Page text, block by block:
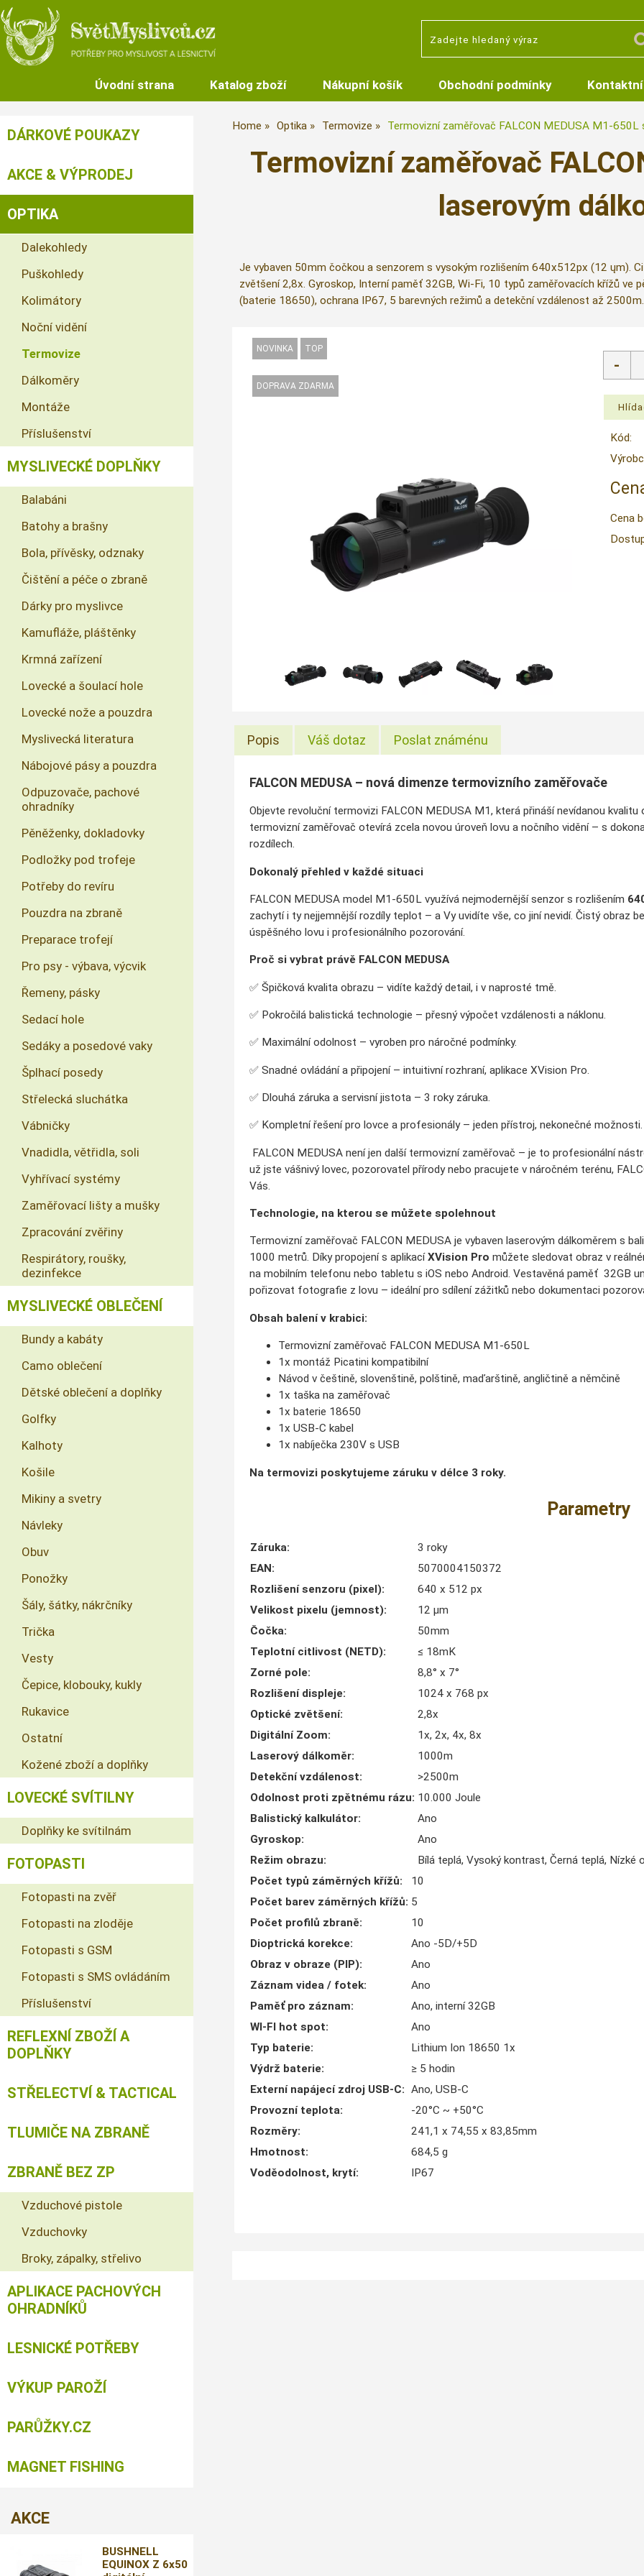
Úvodní strana Katalog zboží Nákupní košík Obchodní podmínky
Home Optika Termovize Termovizní zaměřovač FALCON MEDUSA M1-650L
Termovizní zaměřovač
laserovým
Je vybaven 50mm čočkou a senzorem s vysokým rozlišením 640x512px (12 ųm).
zvětšení 2,8x. Gyroskop, Interní paměť 32GB, Wi-Fi, 10 typů zaměřovacích křížů ve
(baterie 18650), ochrana IP67, 5 barevných režimů a detekční vzdálenost až 2500m.
Kód:
Cena
Popis Váš dotaz Poslat známénu
FALCON MEDUSA – nová dimenze termovizního zaměřovače
Objevte revoluční termovizi FALCON MEDUSA M1, která přináší nevídanou
termovizní zaměřovač otevírá zcela novou úroveň lovu a nočního vidění – s
rozdílech.
Dokonalý přehled v každé situaci
FALCON MEDUSA model M1-650L využívá nejmodernější senzor s rozlišením
zachytí i ty nejjemnější rozdíly teplot – a Vy uvidíte vše, co jiní nevidí. Čistý obraz
úspěšného lovu i profesionálního pozorování.
Proč si vybrat právě FALCON MEDUSA
✅ Špičková kvalita obrazu – vidíte každý detail, i v naprosté tmě.
✅ Pokročilá balistická technologie – přesný výpočet vzdálenosti a náklonu.
✅ Maximální odolnost – vyroben pro náročné podmínky.
✅ Snadné ovládání a připojení – intuitivní rozhraní, aplikace XVision Pro.
✅ Dlouhá záruka a servisní jistota – 3 roky záruka.
✅ Kompletní řešení pro lovce a profesionály – jeden přístroj, nekonečné možnosti.
FALCON MEDUSA není jen další termovizní zaměřovač – je to profesionální
už jste vášnivý lovec, pozorovatel přírody nebo pracujete v náročném terénu,
Vás.
Technologie, na kterou se můžete spolehnout
Termovizní zaměřovač FALCON MEDUSA je vybaven laserovým dálkoměrem s
1000 metrů. Díky propojení s aplikacíXVision Pro můžete sledovat obraz v
na mobilním telefonu nebo tabletu s iOS nebo Android. Vestavěná paměť 32GB
pořizovat fotografie z lovu – ideální pro sdílení zážitků nebo dokumentaci
Obsah balení v krabici:
Termovizní zaměřovač FALCON MEDUSA M1-650L
1x montáž Picatini kompatibilní
Návod v češtině, slovenštině, polštině, maďarštině, angličtině a němčině
1x taška na zaměřovač
1x baterie 18650
1x USB-C kabel
1x nabíječka 230V s USB
Na termovizi poskytujeme záruku v délce 3 roky.
Parametry
Záruka:
3 roky
EAN:
5070004150372
Rozlišení senzoru (pixel):
640 x 512 px
Velikost pixelu (jemnost):
12 µm
Čočka:
50mm
Teplotní citlivost (NETD):
≤ 18mK
Zorné pole:
8,8° x 7°
Rozlišení displeje:
1024 x 768 px
Optické zvětšení:
2,8x
Digitální Zoom:
1x, 2x, 4x, 8x
Laserový dálkoměr:
1000m
Detekční vzdálenost:
>2500m
Odolnost proti zpětnému rázu: 10.000 Joule
Balistický kalkulátor:
Ano
Gyroskop:
Ano
Režim obrazu:
Bílá teplá, Vysoký kontrast, Černá teplá, Nízké
Počet typů záměrných křížů:
10
Počet barev záměrných křížů: 5
Počet profilů zbraně:
10
Dioptrická korekce:
Ano -5D/+5D
Obraz v obraze (PIP):
Ano
Záznam videa / fotek:
Ano
Paměť pro záznam:
Ano, interní 32GB
WI-FI hot spot:
Ano
Typ baterie:
Lithium Ion 18650 1x
Výdrž baterie:
≥ 5 hodin
Externí napájecí zdroj USB-C: Ano, USB-C
Provozní teplota:
-20°C ~ +50°C
Rozměry:
241,1 x 74,55 x 83,85mm
Hmotnost:
684,5 g
Voděodolnost, krytí: IP67
DÁRKOVÉ POUKAZY
AKCE & VÝPRODEJ
OPTIKA
Dalekohledy
Puškohledy
Kolimátory
Noční vidění
Termovize
Dálkoměry
Montáže
Příslušenství
MYSLIVECKÉ DOPLŇKY
Balabáni
Batohy a brašny
Bola, přívěsky, odznaky
Čištění a péče o zbraně
Dárky pro myslivce
Kamufláže, pláštěnky
Krmná zařízení
Lovecké a šoulací hole
Lovecké nože a pouzdra
Myslivecká literatura
Nábojové pásy a pouzdra
Odpuzovače, pachové
ohradníky
Pěněženky, dokladovky
Podložky pod trofeje
Potřeby do revíru
Pouzdra na zbraně
Preparace trofejí
Pro psy - výbava, výcvik
Řemeny, pásky
Sedací hole
Sedáky a posedové vaky
Šplhací posedy
Střelecká sluchátka
Vábničky
Vnadidla, větřidla, soli
Vyhřívací systémy
Zaměřovací lišty a mušky
Zpracování zvěřiny
Respirátory, roušky,
dezinfekce
MYSLIVECKÉ OBLEČENÍ
Bundy a kabáty
Camo oblečení
Dětské oblečení a doplňky
Golfky
Kalhoty
Košile
Mikiny a svetry
Návleky
Obuv
Ponožky
Šály, šátky, nákrčníky
Trička
Vesty
Čepice, klobouky, kukly
Rukavice
Ostatní
Kožené zboží a doplňky
LOVECKÉ SVÍTILNY
Doplňky ke svítilnám
FOTOPASTI
Fotopasti na zvěř
Fotopasti na zloděje
Fotopasti s GSM
Fotopasti s SMS ovládáním
Příslušenství
REFLEXNÍ ZBOŽÍ A
DOPLŇKY
STŘELECTVÍ & TACTICAL
TLUMIČE NA ZBRANĚ
ZBRANĚ BEZ ZP
Vzduchové pistole
Vzduchovky
Broky, zápalky, střelivo
APLIKACE PACHOVÝCH
OHRADNÍKŮ
LESNICKÉ POTŘEBY
VÝKUP PAROŽÍ
PARŮŽKY.CZ
MAGNET FISHING
AKCE
BUSHNELL
EQUINOX Z 6x50